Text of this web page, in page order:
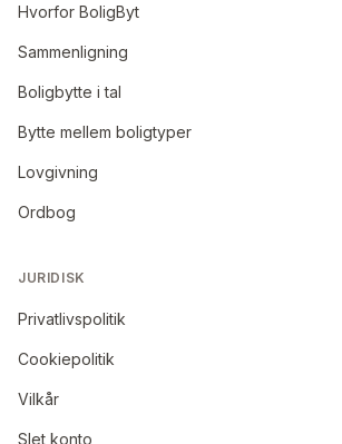
Hvorfor BoligByt
Sammenligning
Boligbytte i tal
Bytte mellem boligtyper
Lovgivning
Ordbog
JURIDISK
Privatlivspolitik
Cookiepolitik
Vilkår
Slet konto